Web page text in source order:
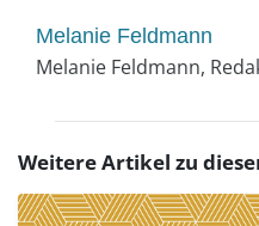
Melanie Feldmann
Melanie Feldmann,
Weitere Artikel zu